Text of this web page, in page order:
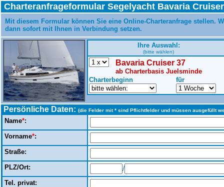
Charteranfrageformular Segelyacht Bavaria
Mit diesem Formular können Sie eine Online-Charteranfrage
dann sofort mit Ihnen in Verbindung setzen.
Ihre Auswahl:
(bitte wählen)
Bavaria Cruiser 37
ab Charterbasis Juelsminde
Charterbeginn
für
Persönliche Daten: (die Felder mit * sind Pflichtfelder und müssen ausgefüllt
Name*:
Vorname*:
Straße:
PLZ/Ort: /
Tel. privat: